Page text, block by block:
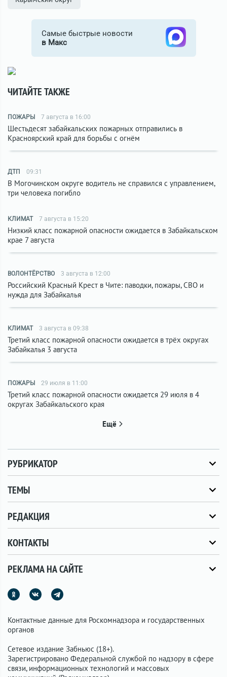
Самые быстрые новости
в Макс
ЧИТАЙТЕ ТАКЖЕ
ПОЖАРЫ 7 августа в 16:00
Шестьдесят забайкальских пожарных отправились в
Красноярский край для борьбы с огнём
ДТП 09:31
В Могочинском округе водитель не справился с управлением,
три человека погибло
КЛИМАТ 7 августа в 15:20
Низкий класс пожарной опасности ожидается в Забайкальском
крае 7 августа
ВОЛОНТЁРСТВО 3 августа в 12:00
Российский Красный Крест в Чите: паводки, пожары, СВО и
нужда для Забайкалья
КЛИМАТ 3 августа в 09:38
Третий класс пожарной опасности ожидается в трёх округах
Забайкалья 3 августа
ПОЖАРЫ 29 июля в 11:00
Третий класс пожарной опасности ожидается 29 июля в 4
округах Забайкальского края
Ещё
РУБРИКАТОР
ТЕМЫ
РЕДАКЦИЯ
КОНТАКТЫ
РЕКЛАМА НА САЙТЕ
Контактные данные для Роскомнадзора и государственных
органов
Сетевое издание Забньюс (18+).
Зарегистрировано Федеральной службой по надзору в сфере
связи, информационных технологий и массовых